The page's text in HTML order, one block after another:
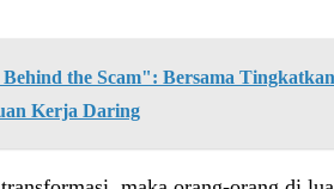
the Scam": Bersama Tingkatkan
Kerja Daring